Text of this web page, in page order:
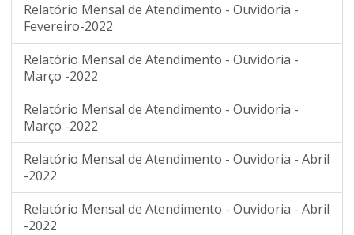
Relatório Mensal de Atendimento - Ouvidoria -
Fevereiro-2022
Relatório Mensal de Atendimento - Ouvidoria -
Março -2022
Relatório Mensal de Atendimento - Ouvidoria -
Março -2022
Relatório Mensal de Atendimento - Ouvidoria - Abril
-2022
Relatório Mensal de Atendimento - Ouvidoria - Abril
-2022